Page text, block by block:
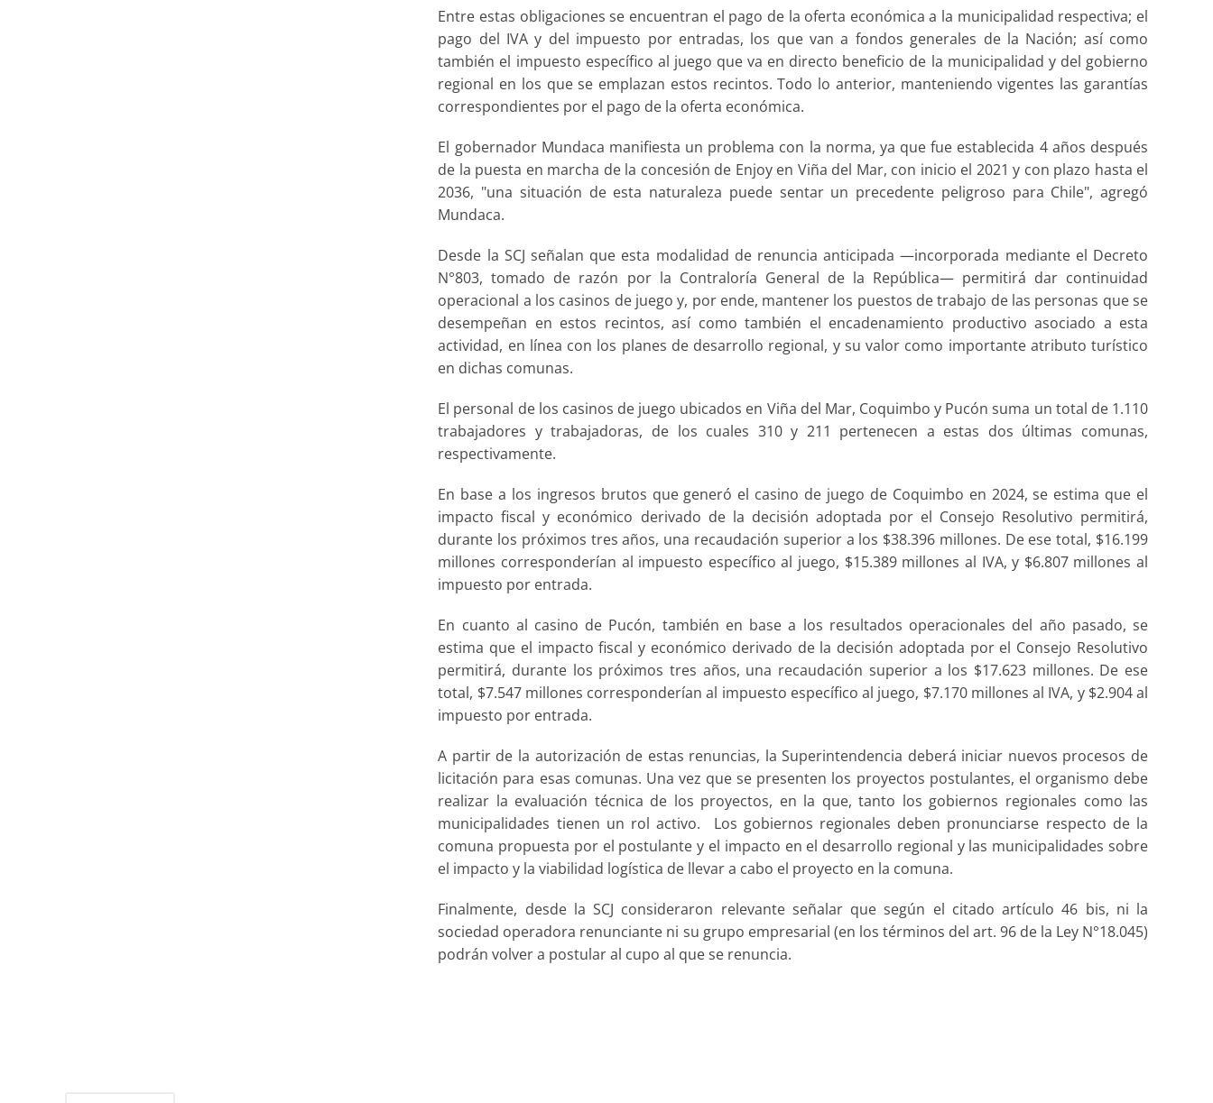
Entre estas obligaciones se encuentran el pago de la oferta económica a la municipalidad respectiva; el
pago del IVA y del impuesto por entradas, los que van a fondos generales de la Nación; así como
también el impuesto específico al juego que va en directo beneficio de la municipalidad y del gobierno
regional en los que se emplazan estos recintos. Todo lo anterior, manteniendo vigentes las garantías
correspondientes por el pago de la oferta económica.
El gobernador Mundaca manifiesta un problema con la norma, ya que fue establecida 4 años después
de la puesta en marcha de la concesión de Enjoy en Viña del Mar, con inicio el 2021 y con plazo hasta el
2036, "una situación de esta naturaleza puede sentar un precedente peligroso para Chile", agregó
Mundaca.
Desde la SCJ señalan que esta modalidad de renuncia anticipada —incorporada mediante el Decreto
N°803, tomado de razón por la Contraloría General de la República— permitirá dar continuidad
operacional a los casinos de juego y, por ende, mantener los puestos de trabajo de las personas que se
desempeñan en estos recintos, así como también el encadenamiento productivo asociado a esta
actividad, en línea con los planes de desarrollo regional, y su valor como importante atributo turístico
en dichas comunas.
El personal de los casinos de juego ubicados en Viña del Mar, Coquimbo y Pucón suma un total de 1.110
trabajadores y trabajadoras, de los cuales 310 y 211 pertenecen a estas dos últimas comunas,
respectivamente.
En base a los ingresos brutos que generó el casino de juego de Coquimbo en 2024, se estima que el
impacto fiscal y económico derivado de la decisión adoptada por el Consejo Resolutivo permitirá,
durante los próximos tres años, una recaudación superior a los $38.396 millones. De ese total, $16.199
millones corresponderían al impuesto específico al juego, $15.389 millones al IVA, y $6.807 millones al
impuesto por entrada.
En cuanto al casino de Pucón, también en base a los resultados operacionales del año pasado, se
estima que el impacto fiscal y económico derivado de la decisión adoptada por el Consejo Resolutivo
permitirá, durante los próximos tres años, una recaudación superior a los $17.623 millones. De ese
total, $7.547 millones corresponderían al impuesto específico al juego, $7.170 millones al IVA, y $2.904 al
impuesto por entrada.
A partir de la autorización de estas renuncias, la Superintendencia deberá iniciar nuevos procesos de
licitación para esas comunas. Una vez que se presenten los proyectos postulantes, el organismo debe
realizar la evaluación técnica de los proyectos, en la que, tanto los gobiernos regionales como las
municipalidades tienen un rol activo. Los gobiernos regionales deben pronunciarse respecto de la
comuna propuesta por el postulante y el impacto en el desarrollo regional y las municipalidades sobre
el impacto y la viabilidad logística de llevar a cabo el proyecto en la comuna.
Finalmente, desde la SCJ consideraron relevante señalar que según el citado artículo 46 bis, ni la
sociedad operadora renunciante ni su grupo empresarial (en los términos del art. 96 de la Ley N°18.045)
podrán volver a postular al cupo al que se renuncia.